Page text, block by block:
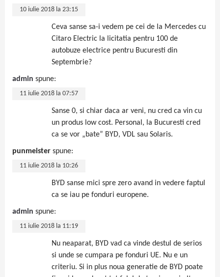
10 iulie 2018 la 23:15
Ceva sanse sa-i vedem pe cei de la Mercedes cu
Citaro Electric la licitatia pentru 100 de
autobuze electrice pentru Bucuresti din
Septembrie?
admin spune:
11 iulie 2018 la 07:57
Sanse 0, si chiar daca ar veni, nu cred ca vin cu
un produs low cost. Personal, la Bucuresti cred
ca se vor „bate” BYD, VDL sau Solaris.
punmeister spune:
11 iulie 2018 la 10:26
BYD sanse mici spre zero avand in vedere faptul
ca se iau pe fonduri europene.
admin spune:
11 iulie 2018 la 11:19
Nu neaparat, BYD vad ca vinde destul de serios
si unde se cumpara pe fonduri UE. Nu e un
criteriu. Si in plus noua generatie de BYD poate